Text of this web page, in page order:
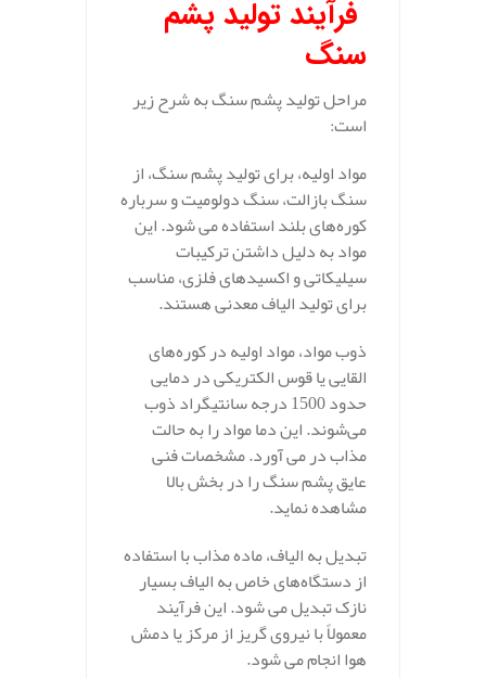
فرآیند تولید پشم
سنگ
مراحل تولید پشم سنگ به شرح زیر
است:
مواد اولیه، برای تولید پشم سنگ، از
سنگ بازالت، سنگ دولومیت و سرباره
کوره‌های بلند استفاده می‌ شود. این
مواد به دلیل داشتن ترکیبات
سیلیکاتی و اکسیدهای فلزی، مناسب
برای تولید الیاف معدنی هستند.
ذوب مواد، مواد اولیه در کوره‌های
القایی یا قوس الکتریکی در دمایی
حدود 1500 درجه سانتیگراد ذوب
می‌شوند. این دما مواد را به حالت
مذاب در می‌ آورد. مشخصات فنی
عایق پشم سنگ را در بخش بالا
مشاهده نماید.
تبدیل به الیاف، ماده مذاب با استفاده
از دستگاه‌های خاص به الیاف بسیار
نازک تبدیل می‌ شود. این فرآیند
معمولاً با نیروی گریز از مرکز یا دمش
هوا انجام می‌ شود.